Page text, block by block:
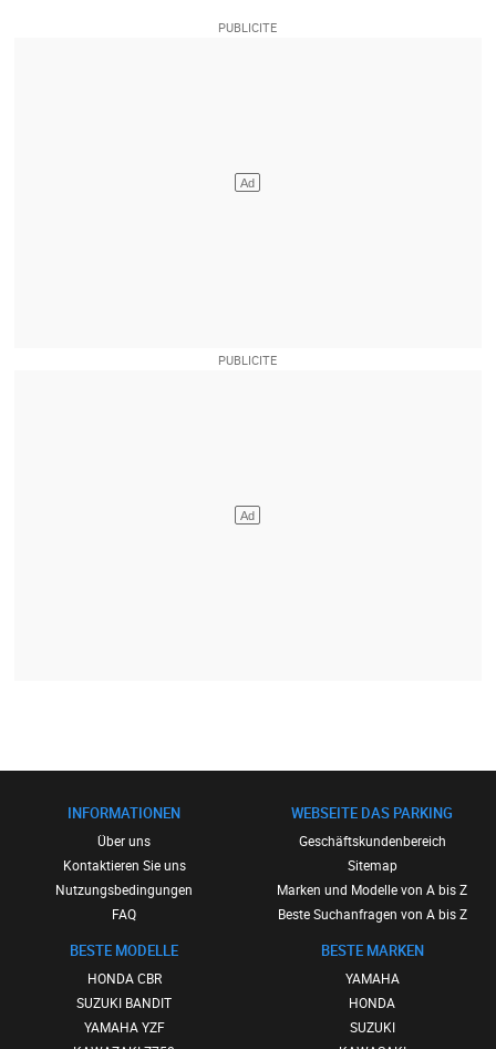
INFORMATIONEN
Über uns
Kontaktieren Sie uns
Nutzungsbedingungen
FAQ
BESTE MODELLE
HONDA CBR
SUZUKI BANDIT
YAMAHA YZF
WEBSEITE DAS PARKING
Geschäftskundenbereich
Sitemap
Marken und Modelle von A bis Z
Beste Suchanfragen von A bis Z
BESTE MARKEN
YAMAHA
HONDA
SUZUKI